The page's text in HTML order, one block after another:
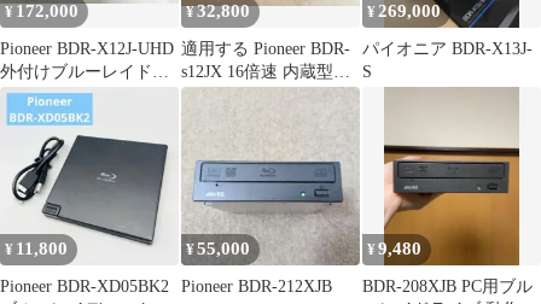
¥ 172,000
Pioneer BDR-X12J-UHD
外付けブルーレイドラ
イブ
¥32,800
適用する Pioneer BDR-
s12JX 16倍速 内蔵型ブ
ルーレイドライブ
SATA.DVD.CD.BD
¥ 269,000
パイオニア BDR-X13J-
S
¥ 11,800
Pioneer BDR-XD05BK2
¥55,000
Pioneer BDR-212XJB
¥9,480
BDR-208XJB PC用ブル